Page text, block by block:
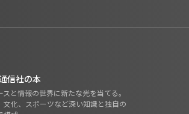
信社の本
スと情報の世界に新たな光を当てる。
文化、スポーツなど深い知識と独自の